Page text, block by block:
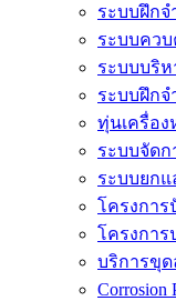
ระบบฝึกจ
ระบบคว
ระบบบริห
ระบบฝึกจ
ทุ่นเครื่อง
ระบบจัดก
ระบบยกแ
โครงการ
โครงการ
บริการขุ